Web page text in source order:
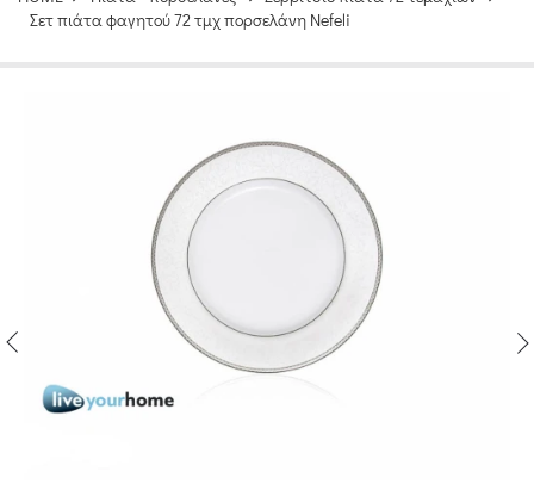
Σετ πιάτα φαγητού 72 τμχ πορσελάνη Nefeli